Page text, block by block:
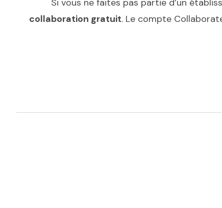
Si vous ne faites pas partie d’un
collaboration gratuit. Le compte